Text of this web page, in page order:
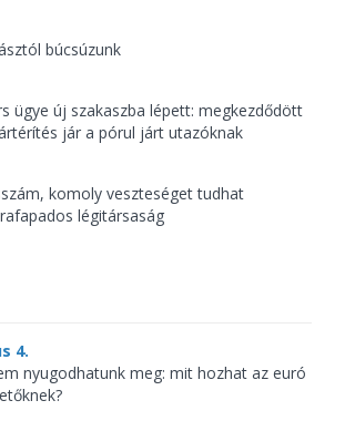
búcsúzunk
ügye új szakaszba lépett: megkezdődött
jár a pórul járt utazóknak
komoly veszteséget tudhat
légitársaság
4.
nyugodhatunk meg: mit hozhat az euró